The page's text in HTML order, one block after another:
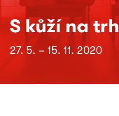
S kůží na trh
27. 5. – 15. 11. 2020